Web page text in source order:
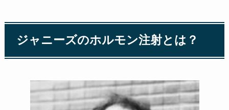
ジャニーズのホルモン注射とは？